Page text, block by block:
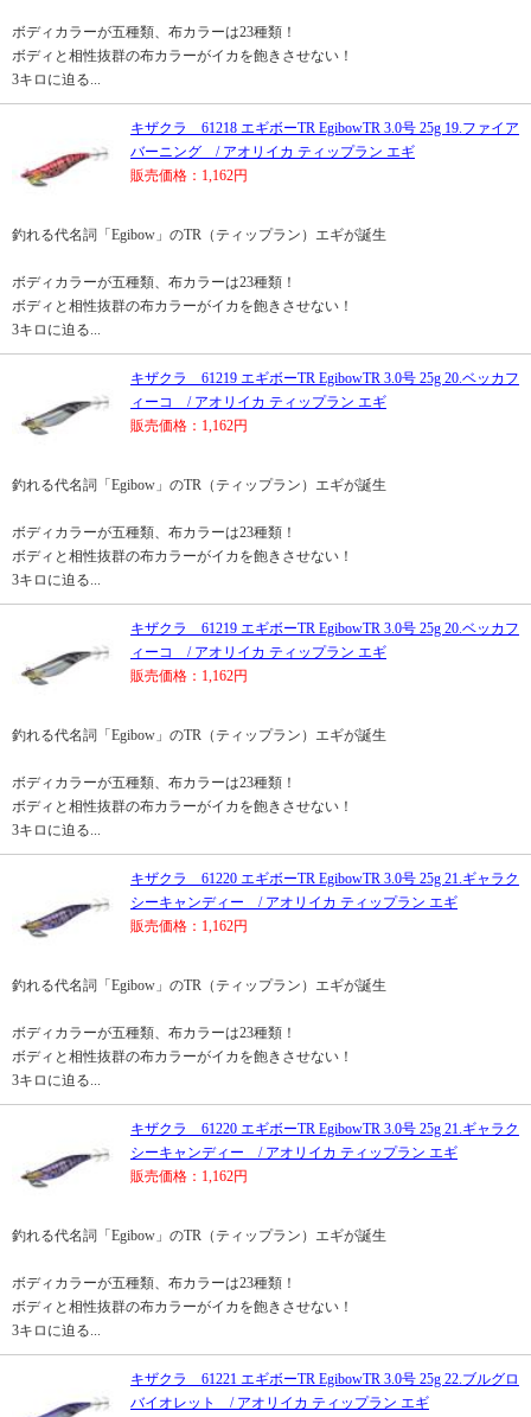
ボディカラーが五種類、布カラーは23種類！
ボディと相性抜群の布カラーがイカを飽きさせない！
3キロに迫る...
キザクラ 61218 エギボーTR EgibowTR 3.0号 25g 19.ファイア
バーニング / アオリイカ ティップラン エギ
販売価格：1,162円
釣れる代名詞「Egibow」のTR（ティップラン）エギが誕生
ボディカラーが五種類、布カラーは23種類！
ボディと相性抜群の布カラーがイカを飽きさせない！
3キロに迫る...
キザクラ 61219 エギボーTR EgibowTR 3.0号 25g 20.ベッカフ
ィーコ / アオリイカ ティップラン エギ
販売価格：1,162円
釣れる代名詞「Egibow」のTR（ティップラン）エギが誕生
ボディカラーが五種類、布カラーは23種類！
ボディと相性抜群の布カラーがイカを飽きさせない！
3キロに迫る...
キザクラ 61219 エギボーTR EgibowTR 3.0号 25g 20.ベッカフ
ィーコ / アオリイカ ティップラン エギ
販売価格：1,162円
釣れる代名詞「Egibow」のTR（ティップラン）エギが誕生
ボディカラーが五種類、布カラーは23種類！
ボディと相性抜群の布カラーがイカを飽きさせない！
3キロに迫る...
キザクラ 61220 エギボーTR EgibowTR 3.0号 25g 21.ギャラク
シーキャンディー / アオリイカ ティップラン エギ
販売価格：1,162円
釣れる代名詞「Egibow」のTR（ティップラン）エギが誕生
ボディカラーが五種類、布カラーは23種類！
ボディと相性抜群の布カラーがイカを飽きさせない！
3キロに迫る...
キザクラ 61220 エギボーTR EgibowTR 3.0号 25g 21.ギャラク
シーキャンディー / アオリイカ ティップラン エギ
販売価格：1,162円
釣れる代名詞「Egibow」のTR（ティップラン）エギが誕生
ボディカラーが五種類、布カラーは23種類！
ボディと相性抜群の布カラーがイカを飽きさせない！
3キロに迫る...
キザクラ 61221 エギボーTR EgibowTR 3.0号 25g 22.ブルグロ
バイオレット / アオリイカ ティップラン エギ